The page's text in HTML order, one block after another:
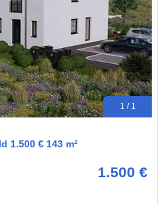
1 / 1
1.500 € 143 m²
1.500 €